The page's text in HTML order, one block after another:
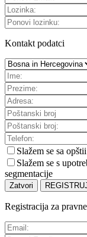
Kontakt podatci
Slažem se sa
Slažem se s
segmentacije
Zatvori
Registracija za